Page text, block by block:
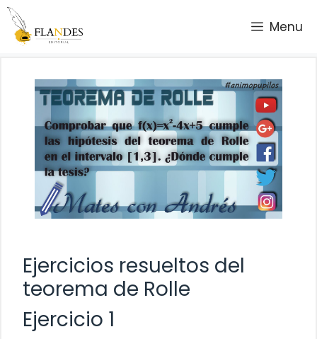
Saltar
contenido
Menu
Ejercicios resueltos del
teorema de Rolle
Ejercicio 1